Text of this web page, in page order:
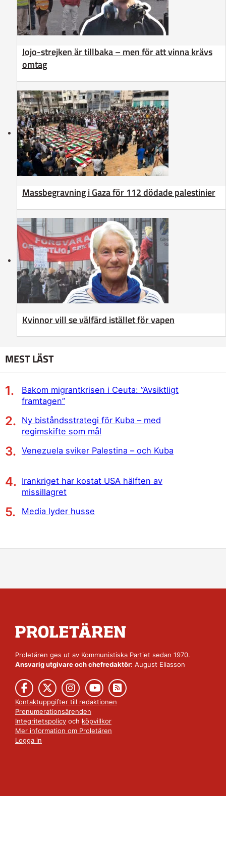
Jojo-strejken är tillbaka – men för att vinna krävs
omtag
Massbegravning i Gaza för 112 dödade palestinier
Kvinnor vill se välfärd istället för vapen
MEST LÄST
Bakom migrantkrisen i Ceuta: ”Avsiktligt
framtagen”
Ny biståndsstrategi för Kuba – med
regimskifte som mål
Venezuela sviker Palestina – och Kuba
Irankriget har kostat USA hälften av
missillagret
Media lyder husse
Proletären ges ut av Kommunistiska Partiet sedan 1970.
Ansvarig utgivare och chefredaktör: August Eliasson
Kontaktuppgifter till redaktionen
Prenumerationsärenden
Integritetspolicy och köpvillkor
Mer information om Proletären
Logga in